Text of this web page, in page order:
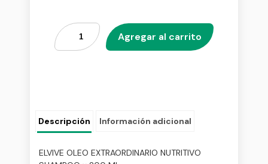
Agregar al carrito
Descripción Información adicional
ELVIVE OLEO EXTRAORDINARIO NUTRITIVO